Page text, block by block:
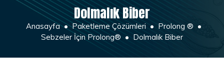
Dolmalık Biber
Anasayfa Paketleme Çözümleri
Prolong ®
Sebzeler İçin Prolong®
Dolmalık Biber